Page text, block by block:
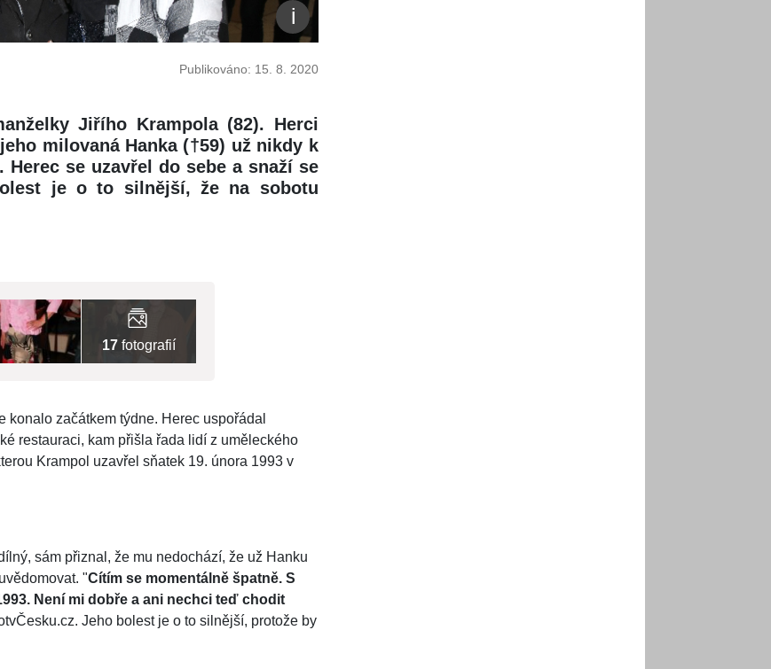
Publikováno: 15. 8. 2020
Jiřího Krampola (82). Herci
milovaná Hanka (†59) už nikdy k
se uzavřel do sebe a snaží se
je o to silnější, že na sobotu
17 fotografií
konalo začátkem týdne. Herec uspořádal
restauraci, kam přišla řada lidí z uměleckého
Krampol uzavřel sňatek 19. února 1993 v
sám přiznal, že mu nedochází, že už Hanku
"Cítím se momentálně špatně. S
Není mi dobře a ani nechci teď chodit
Jeho bolest je o to silnější, protože by